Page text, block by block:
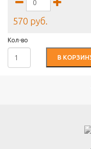
570 руб.
Кол-во
В